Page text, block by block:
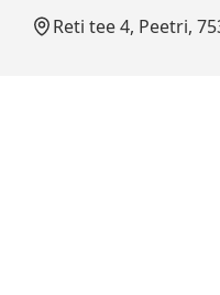
Reti tee 4, Peetri,